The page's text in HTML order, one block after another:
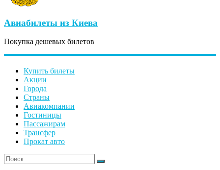
Авиабилеты из Киева
Покупка дешевых билетов
Купить билеты
Акции
Города
Страны
Авиакомпании
Гостиницы
Пассажирам
Трансфер
Прокат авто